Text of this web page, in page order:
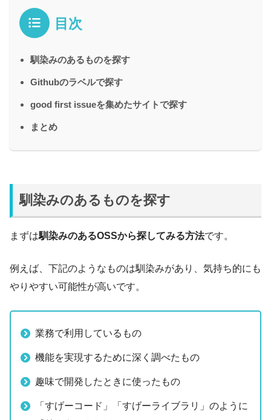
目次
馴染みのあるものを探す
Githubのラベルで探す
good first issueを集めたサイトで探す
まとめ
馴染みのあるものを探す
まずは馴染みのあるOSSから探してみる方法です。
例えば、下記のようなものは馴染みがあり、気持ち的にも
やりやすい可能性が高いです。
業務で利用しているもの
機能を実現するために深く調べたもの
趣味で開発したときに使ったもの
「すげーコード」「すげーライブラリ」のように